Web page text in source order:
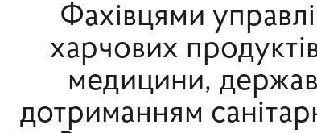
Фахівцями
харчових
медицини,
дотриманням